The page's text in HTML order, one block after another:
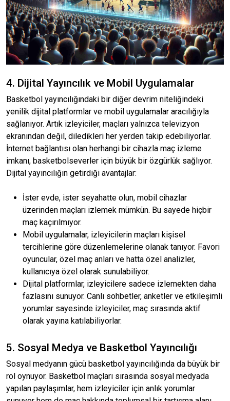
4. Dijital Yayıncılık ve Mobil Uygulamalar
Basketbol yayıncılığındaki bir diğer devrim niteliğindeki
yenilik dijital platformlar ve mobil uygulamalar aracılığıyla
sağlanıyor. Artık izleyiciler, maçları yalnızca televizyon
ekranından değil, diledikleri her yerden takip edebiliyorlar.
İnternet bağlantısı olan herhangi bir cihazla maç izleme
imkanı, basketbolseverler için büyük bir özgürlük sağlıyor.
Dijital yayıncılığın getirdiği avantajlar:
İster evde, ister seyahatte olun, mobil cihazlar
üzerinden maçları izlemek mümkün. Bu sayede hiçbir
maç kaçırılmıyor.
Mobil uygulamalar, izleyicilerin maçları kişisel
tercihlerine göre düzenlemelerine olanak tanıyor. Favori
oyuncular, özel maç anları ve hatta özel analizler,
kullanıcıya özel olarak sunulabiliyor.
Dijital platformlar, izleyicilere sadece izlemekten daha
fazlasını sunuyor. Canlı sohbetler, anketler ve etkileşimli
yorumlar sayesinde izleyiciler, maç sırasında aktif
olarak yayına katılabiliyorlar.
5. Sosyal Medya ve Basketbol Yayıncılığı
Sosyal medyanın gücü basketbol yayıncılığında da büyük bir
rol oynuyor. Basketbol maçları sırasında sosyal medyada
yapılan paylaşımlar, hem izleyiciler için anlık yorumlar